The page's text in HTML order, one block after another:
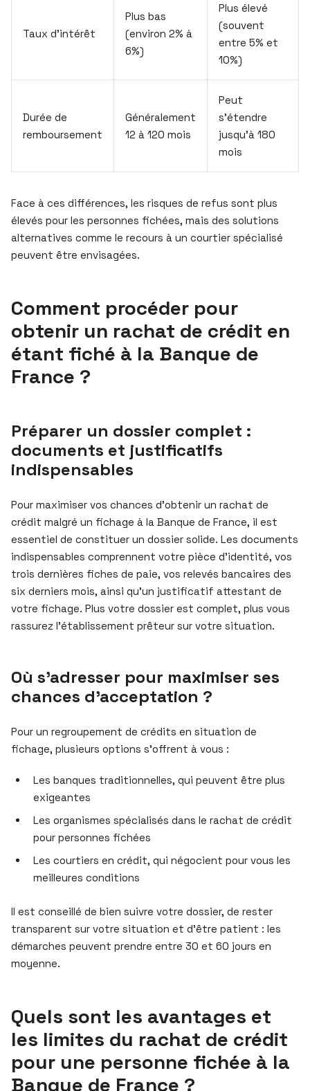
Taux d’intérêt
Plus bas
(environ 2% à
6%)
Plus élevé
(souvent
entre 5% et
10%)
Durée de
remboursement
Généralement
12 à 120 mois
Peut
s’étendre
jusqu’à 180
mois
Face à ces différences, les risques de refus sont plus
élevés pour les personnes fichées, mais des solutions
alternatives comme le recours à un courtier spécialisé
peuvent être envisagées.
Comment procéder pour
obtenir un rachat de crédit en
étant fiché à la Banque de
France ?
Préparer un dossier complet :
documents et justificatifs
indispensables
Pour maximiser vos chances d’obtenir un rachat de
crédit malgré un fichage à la Banque de France, il est
essentiel de constituer un dossier solide. Les documents
indispensables comprennent votre pièce d’identité, vos
trois dernières fiches de paie, vos relevés bancaires des
six derniers mois, ainsi qu’un justificatif attestant de
votre fichage. Plus votre dossier est complet, plus vous
rassurez l’établissement prêteur sur votre situation.
Où s’adresser pour maximiser ses
chances d’acceptation ?
Pour un regroupement de crédits en situation de
fichage, plusieurs options s’offrent à vous :
Les banques traditionnelles, qui peuvent être plus
exigeantes
Les organismes spécialisés dans le rachat de crédit
pour personnes fichées
Les courtiers en crédit, qui négocient pour vous les
meilleures conditions
Il est conseillé de bien suivre votre dossier, de rester
transparent sur votre situation et d’être patient : les
démarches peuvent prendre entre 30 et 60 jours en
moyenne.
Quels sont les avantages et
les limites du rachat de crédit
pour une personne fichée à la
Banque de France ?